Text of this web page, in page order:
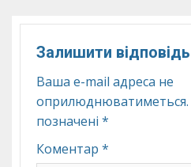
Залишити відповідь
Ваша e-mail адреса не
оприлюднюватиметься.
позначені *
Коментар *